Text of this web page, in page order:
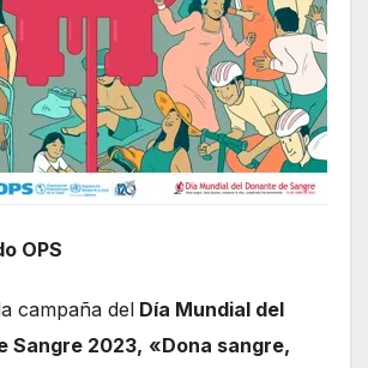
OPS
campaña del Día Mundial del
Sangre 2023, «Dona sangre,